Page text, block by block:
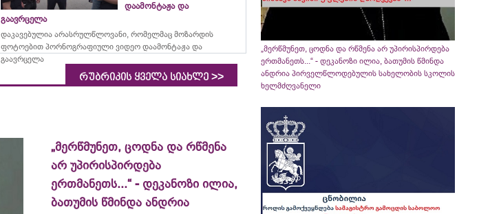
დაამონტაჟა და
გაავრცელა
დაკავებულია არასრულწლოვანი, რომელმაც მოზარდის
ფოტოებით პორნოგრაფიული ვიდეო დაამონტაჟა და
გაავრცელა
რუბრიკის ყველა სიახლე >>
„მერწმუნეთ, ცოდნა და რწმენა
არ უპირისპირდება
ერთმანეთს...“ - დეკანოზი ილია,
ბათუმის წმინდა ანდრია
„მერწმუნეთ, ცოდნა და რწმენა არ უპირისპირდება
ერთმანეთს...“ - დეკანოზი ილია, ბათუმის წმინდა
ანდრია პირველწლოდებულის სახელობის სკოლის
ხელმძღვანელი